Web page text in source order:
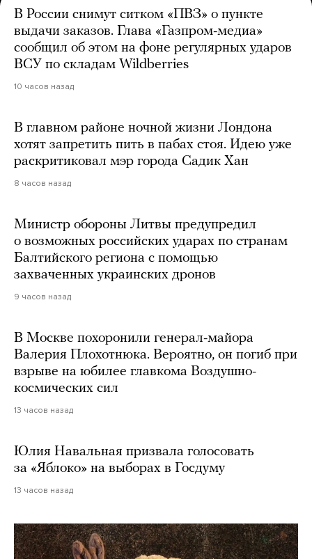
В России снимут ситком «ПВЗ» о пункте
выдачи заказов. Глава «Газпром-медиа»
сообщил об этом на фоне регулярных ударов
ВСУ по складам Wildberries
10 часов назад
В главном районе ночной жизни Лондона
хотят запретить пить в пабах стоя. Идею уже
раскритиковал мэр города Садик Хан
8 часов назад
Министр обороны Литвы предупредил
о возможных российских ударах по странам
Балтийского региона с помощью
захваченных украинских дронов
9 часов назад
В Москве похоронили генерал-майора
Валерия Плохотнюка. Вероятно, он погиб при
взрыве на юбилее главкома Воздушно-
космических сил
13 часов назад
Юлия Навальная призвала голосовать
за «Яблоко» на выборах в Госдуму
13 часов назад